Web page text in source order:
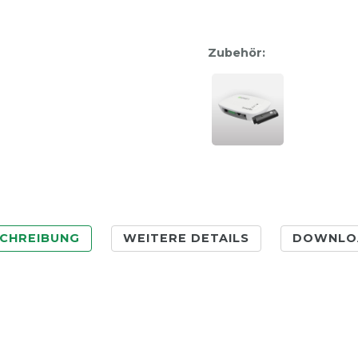
Zubehör:
WEITERE DETAILS